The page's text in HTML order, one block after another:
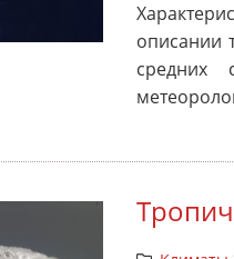
описании
средних